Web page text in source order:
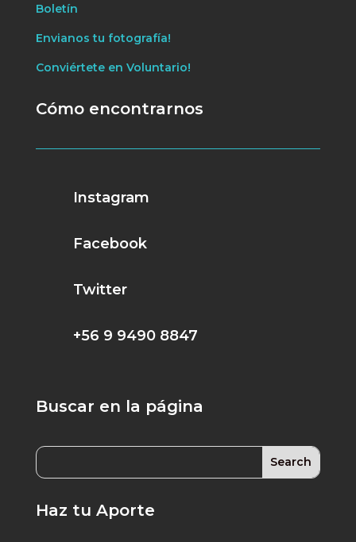
Boletín
Envianos tu fotografía!
Conviértete en Voluntario!
Cómo encontrarnos
Instagram
Facebook
Twitter
+56 9 9490 8847
Buscar en la página
Haz tu Aporte